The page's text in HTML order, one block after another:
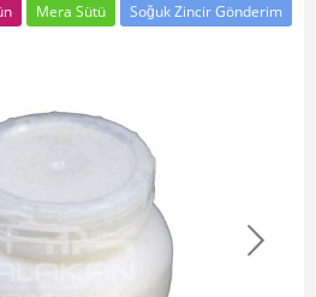
Mera Sütü Soğuk Zincir Gönderim